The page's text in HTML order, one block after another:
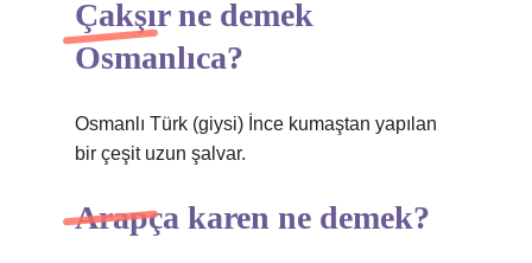
Çakşır ne demek
Osmanlıca?
Osmanlı Türk (giysi) İnce kumaştan yapılan
bir çeşit uzun şalvar.
Arapça karen ne demek?